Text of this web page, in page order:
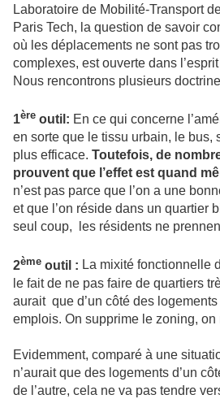
Laboratoire de Mobilité-Transport
Paris Tech, la question de savoir
où les déplacements ne sont pas
complexes, est ouverte dans
Nous rencontrons plusieurs
1ère outil: En ce qui concerne
en sorte que le tissu urbain, le bus,
plus efficace. Toutefois, de
prouvent que l’effet est quand
n’est pas parce que l’on a une
et que l’on réside dans un quartier
seul coup, les résidents ne
2ème outil : La mixité fonctionnelle
le fait de ne pas faire de quartiers
aurait que d’un côté des logements
emplois. On supprime le zoning, on
Evidemment, comparé à une
n’aurait que des logements d’un
de l’autre, cela ne va pas tendre